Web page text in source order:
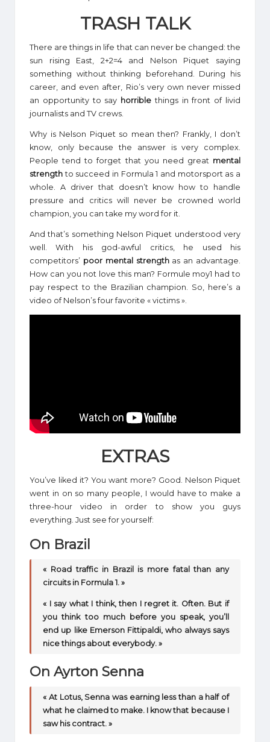
TRASH TALK
There are things in life that can never be changed: the
sun rising East, 2+2=4 and Nelson Piquet saying
something without thinking beforehand. During his
career, and even after, Rio’s very own never missed
an opportunity to say horrible things in front of livid
journalists and TV crews.
Why is Nelson Piquet so mean then? Frankly, I don’t
know, only because the answer is very complex.
People tend to forget that you need great mental
strength to succeed in Formula 1 and motorsport as a
whole. A driver that doesn’t know how to handle
pressure and critics will never be crowned world
champion, you can take my word for it.
And that’s something Nelson Piquet understood very
well. With his god-awful critics, he used his
competitors’ poor mental strengthas an advantage.
How can you not love this man? Formule moy1 had to
pay respect to the Brazilian champion. So, here’s a
video of Nelson’s four favorite « victims ».
EXTRAS
You’ve liked it? You want more? Good. Nelson Piquet
went in on so many people, I would have to make a
three-hour video in order to show you guys
everything. Just see for yourself:
On Brazil
« Road traffic in Brazil is more fatal than any
circuits in Formula 1. »
« I say what I think, then I regret it. Often. But if
you think too much before you speak, you’ll
end up like Emerson Fittipaldi, who always says
nice things about everybody. »
On Ayrton Senna
« At Lotus, Senna was earning less than a half of
what he claimed to make. I know that because I
saw his contract. »